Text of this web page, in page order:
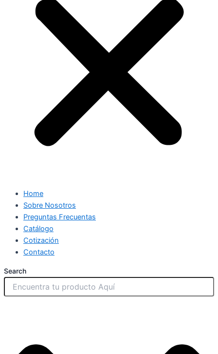
Home
Sobre Nosotros
Preguntas Frecuentas
Catálogo
Cotización
Contacto
Search